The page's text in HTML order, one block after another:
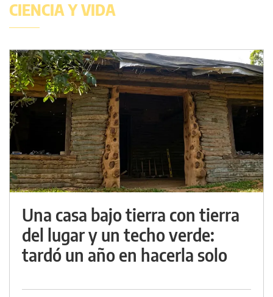
CIENCIA Y VIDA
Una casa bajo tierra con tierra
del lugar y un techo verde:
tardó un año en hacerla solo